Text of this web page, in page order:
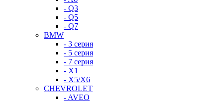
- Q3
- Q5
- Q7
BMW
- 3 серия
- 5 серия
- 7 серия
- X1
- X5/X6
CHEVROLET
- AVEO